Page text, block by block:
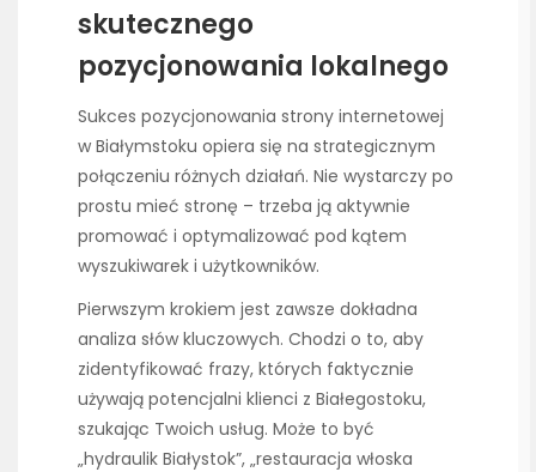
skutecznego
pozycjonowania lokalnego
Sukces pozycjonowania strony internetowej
w Białymstoku opiera się na strategicznym
połączeniu różnych działań. Nie wystarczy po
prostu mieć stronę – trzeba ją aktywnie
promować i optymalizować pod kątem
wyszukiwarek i użytkowników.
Pierwszym krokiem jest zawsze dokładna
analiza słów kluczowych. Chodzi o to, aby
zidentyfikować frazy, których faktycznie
używają potencjalni klienci z Białegostoku,
szukając Twoich usług. Może to być
„hydraulik Białystok”, „restauracja włoska